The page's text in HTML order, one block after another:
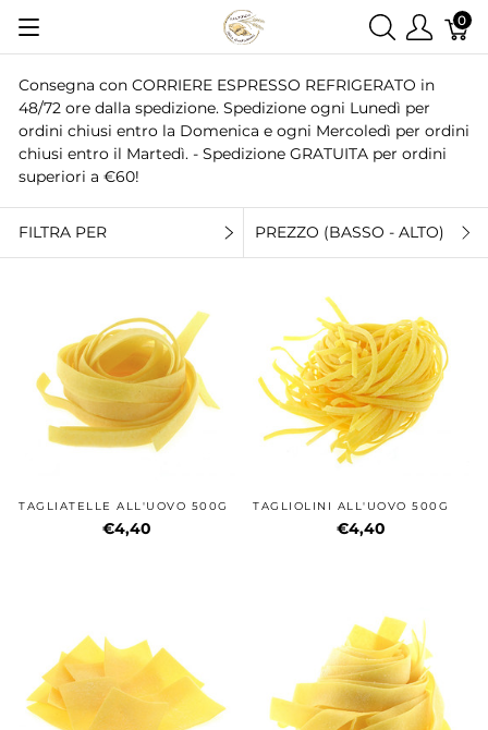
0
Consegna con CORRIERE ESPRESSO REFRIGERATO in
48/72 ore dalla spedizione. Spedizione ogni Lunedì per
ordini chiusi entro la Domenica e ogni Mercoledì per ordini
chiusi entro il Martedì. - Spedizione GRATUITA per ordini
superiori a €60!
FILTRA PER PREZZO (BASSO - ALTO)
TAGLIATELLE ALL'UOVO 500G
€4,40
TAGLIOLINI ALL'UOVO 500G
€4,40